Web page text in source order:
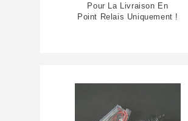
Pour La Livraison En
Point Relais Uniquement !